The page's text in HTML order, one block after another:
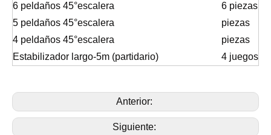
6 peldaños 45°escalera
6 piezas
5 peldaños 45°escalera
piezas
4 peldaños 45°escalera
piezas
Estabilizador largo-5m (partidario)
4 juegos
Anterior:
Siguiente: